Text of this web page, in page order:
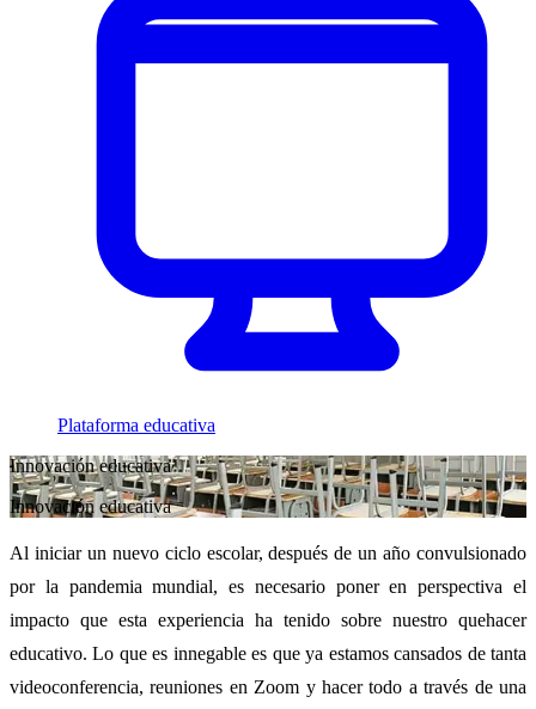
Plataforma educativa
Innovación educativa
Innovación educativa
Al iniciar un nuevo ciclo escolar, después de un año convulsionado
por la pandemia mundial, es necesario poner en perspectiva el
impacto que esta experiencia ha tenido sobre nuestro quehacer
educativo. Lo que es innegable es que ya estamos cansados de tanta
videoconferencia, reuniones en Zoom y hacer todo a través de una